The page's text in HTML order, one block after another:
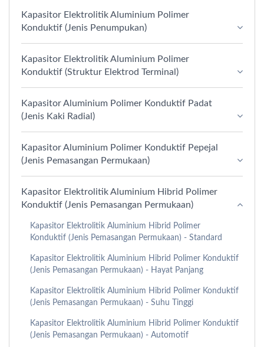
Kapasitor Elektrolitik Aluminium Polimer
Konduktif (Jenis Penumpukan)
Kapasitor Elektrolitik Aluminium Polimer
Konduktif (Struktur Elektrod Terminal)
Kapasitor Aluminium Polimer Konduktif Padat
(Jenis Kaki Radial)
Kapasitor Aluminium Polimer Konduktif Pepejal
(Jenis Pemasangan Permukaan)
Kapasitor Elektrolitik Aluminium Hibrid Polimer
Konduktif (Jenis Pemasangan Permukaan)
Kapasitor Elektrolitik Aluminium Hibrid Polimer
Konduktif (Jenis Pemasangan Permukaan) - Standard
Kapasitor Elektrolitik Aluminium Hibrid Polimer Konduktif
(Jenis Pemasangan Permukaan) - Hayat Panjang
Kapasitor Elektrolitik Aluminium Hibrid Polimer Konduktif
(Jenis Pemasangan Permukaan) - Suhu Tinggi
Kapasitor Elektrolitik Aluminium Hibrid Polimer Konduktif
(Jenis Pemasangan Permukaan) - Automotif